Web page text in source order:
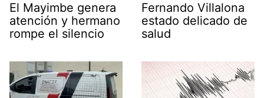
El Mayimbe genera
atención y hermano
rompe el silencio
Fernando Villalona
estado delicado de
salud